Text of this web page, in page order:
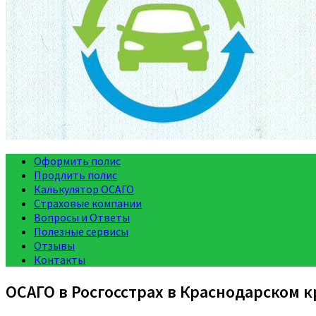
Оформить полис
Продлить полис
Калькулятор ОСАГО
Страховые компании
Вопросы и Ответы
Полезные сервисы
Отзывы
Контакты
ОСАГО в Росгосстрах в Краснодарском